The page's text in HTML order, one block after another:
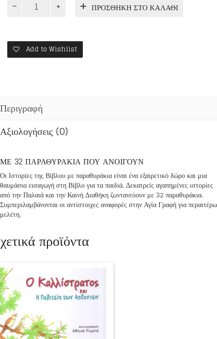
ΤΗΣ
ΠΑΡΑΘΥΡΑΚΙΑ
ποσότητα
ΠΡΟΣΘΉΚΗ ΣΤΟ ΚΑΛΆΘΙ
Add to Wishlist
Περιγραφή
Αξιολογήσεις (0)
ΜΕ 32 ΠΑΡΑΘΥΡΑΚΙΑ ΠΟΥ ΑΝΟΙΓΟΥΝ
Οι Ιστορίες της Βίβλου με παραθυράκια είναι ένα εξαιρετικό δώρο και μια
θαυμάσια εισαγωγή στη Βίβλο για τα παιδιά. Δεκατρείς αγαπημένες ιστορίες
από την Παλαιά και την Καινή Διαθήκη ζωντανεύουν με 32 παραθυράκια.
Συμπεριλαμβάνονται οι αντίστοιχες αναφορές στην Αγία Γραφή για περαιτέρω
μελέτη.
προϊόντα